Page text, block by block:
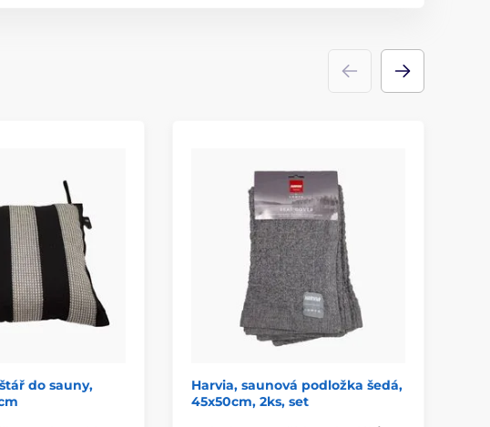
do sauny,
Harvia, saunová podložka šedá,
45x50cm, 2ks, set